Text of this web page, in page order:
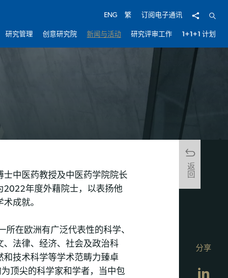
ENG 繁 订阅电子通讯 分享 开启
研究管理 创意研究院 新闻与活动 研究评审工作 1+1+1 计划
返回
中医药教授及中医药学院院长
2022年度外藉院士，以表扬他
成就。
在欧洲有广泛代表性的科学、
法律、经济、社会及政治科
技术科学等学术范畴力臻卓
顶尖的科学家和学者，当中包
分享